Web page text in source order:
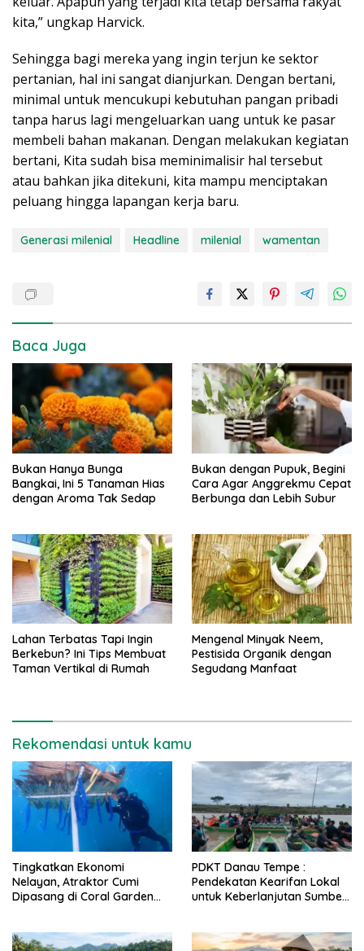
kita,” ungkap Harvick.
Sehingga bagi mereka yang ingin terjun ke sektor
pertanian, hal ini sangat dianjurkan. Dengan bertani,
minimal untuk mencukupi kebutuhan pangan pribadi
tanpa harus lagi mengeluarkan uang untuk ke pasar
membeli bahan makanan. Dengan melakukan kegiatan
bertani, Kita sudah bisa meminimalisir hal tersebut
atau bahkan jika ditekuni, kita mampu menciptakan
peluang hingga lapangan kerja baru.
Generasi milenial Headline milenial wamentan
Baca Juga
Bukan Hanya Bunga
Bangkai, Ini 5 Tanaman Hias
dengan Aroma Tak Sedap
Bukan dengan Pupuk, Begini
Cara Agar Anggrekmu Cepat
Berbunga dan Lebih Subur
Lahan Terbatas Tapi Ingin
Berkebun? Ini Tips Membuat
Taman Vertikal di Rumah
Mengenal Minyak Neem,
Pestisida Organik dengan
Segudang Manfaat
Rekomendasi untuk kamu
Tingkatkan Ekonomi
Nelayan, Atraktor Cumi
Dipasang di Coral Garden
PDKT Danau Tempe :
Pendekatan Kearifan Lokal
untuk Keberlanjutan Sumber